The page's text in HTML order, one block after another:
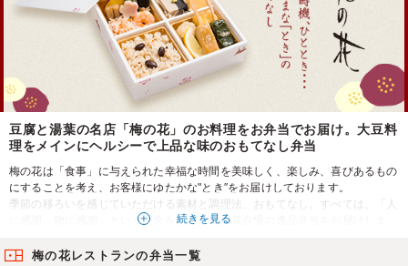
豆腐と湯葉の名店「梅の花」のお料理をお弁当でお届け。大豆料
理をメインにヘルシーで上品な味のおもてなし弁当
梅の花は「食事」に与えられた幸福な時間を美味しく、楽しみ、喜びあるもの
にすることを考え、お客様にゆたかな"とき″をお届けしております。
季節の移ろいを感じていただける素材と調理法、おもてなし。すべては、「人
に感謝、物に感謝」という理念をもって梅の花自慢の逸品弁当をお届けしま
会議、おもてなし、行楽などさまざまなシーンでご利用ください。
続きを見る
梅の花レストランの弁当一覧